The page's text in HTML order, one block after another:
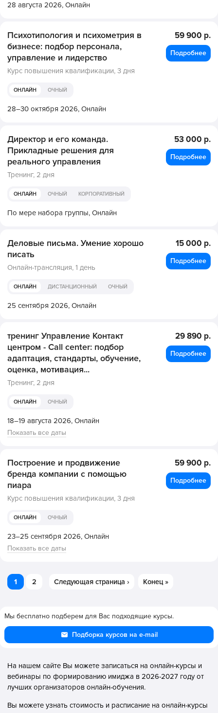
28 августа 2026, Онлайн
Психотипология и психометрия в
бизнесе: подбор персонала,
управление и лидерство
Курс повышения квалификации, 3 дня
ОНЛАЙН ОЧНЫЙ
28–30 октября 2026, Онлайн
59 900 р.
Подробнее
Директор и его команда.
Прикладные решения для
реального управления
Тренинг, 2 дня
ОНЛАЙН ОЧНЫЙ КОРПОРАТИВНЫЙ
По мере набора группы, Онлайн
53 000 р.
Подробнее
Деловые письма. Умение хорошо
писать
Онлайн-трансляция, 1 день
ОНЛАЙН ДИСТАНЦИОННЫЙ ОЧНЫЙ
25 сентября 2026, Онлайн
15 000 р.
Подробнее
тренинг Управление Контакт
центром - Call center: подбор
адаптация, стандарты, обучение,
оценка, мотивация...
Тренинг, 2 дня
ОНЛАЙН ОЧНЫЙ
18–19 августа 2026, Онлайн
Показать все даты
29 890 р.
Подробнее
Построение и продвижение
бренда компании с помощью
пиара
Курс повышения квалификации, 3 дня
ОНЛАЙН ОЧНЫЙ
23–25 сентября 2026, Онлайн
Показать все даты
59 900 р.
Подробнее
1 2 Следующая страница › Конец »
Мы бесплатно подберем для Вас подходящие курсы.
Подборка курсов на e-mail
На нашем сайте Вы можете записаться на онлайн-курсы и
вебинары по формированию имиджа в 2026-2027 году от
лучших организаторов онлайн-обучения.
Вы можете узнать стоимость и расписание на онлайн-курсы